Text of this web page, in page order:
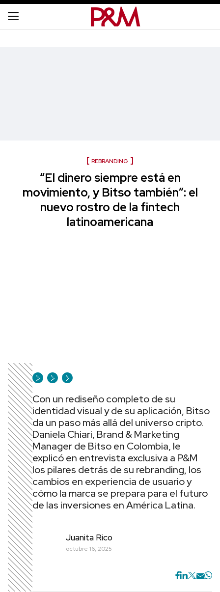
REBRANDING
“El dinero siempre está en
movimiento, y Bitso también”: el
nuevo rostro de la fintech
latinoamericana
Con un rediseño completo de su
identidad visual y de su aplicación, Bitso
da un paso más allá del universo cripto.
Daniela Chiari, Brand & Marketing
Manager de Bitso en Colombia, le
explicó en entrevista exclusiva a P&M
los pilares detrás de su rebranding, los
cambios en experiencia de usuario y
cómo la marca se prepara para el futuro
de las inversiones en América Latina.
Juanita Rico
octubre 16, 2025